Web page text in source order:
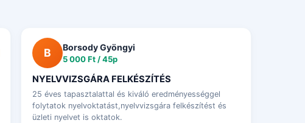
B Borsody Gyöngyi
5 000 Ft / 45p
NYELVVIZSGÁRA FELKÉSZÍTÉS
25 éves tapasztalattal és kiváló eredményességgel
folytatok nyelvoktatást,nyelvvizsgára felkészítést és
üzleti nyelvet is oktatok.